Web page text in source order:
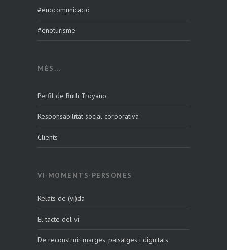
#enocomunicació
#enoturisme
MÉS…
Perfil de Ruth Troyano
Responsabilitat social corporativa
Clients
VI·MOMENTS·PERSONES
Relats de (vi)da
El tacte del vi
De reconstruir marges, paisatges i dignitats